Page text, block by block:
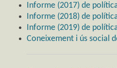
Informe (2017) de
Informe (2018) de
Informe (2019) de
Coneixement i ús social